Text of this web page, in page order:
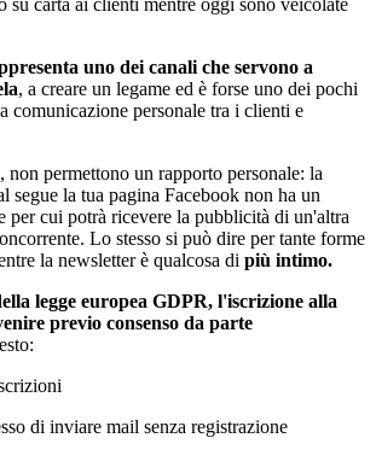
su carta ai clienti mentre oggi sono veicolate
uno dei canali che servono a
, a creare un legame ed è forse uno dei pochi
comunicazione personale tra i clienti e
non permettono un rapporto personale: la
segue la tua pagina Facebook non ha un
per cui potrà ricevere la pubblicità di un'altra
Lo stesso si può dire per tante forme
la newsletter è qualcosa di più intimo.
legge europea GDPR, l'iscrizione alla
previo consenso da parte
di inviare mail senza registrazione